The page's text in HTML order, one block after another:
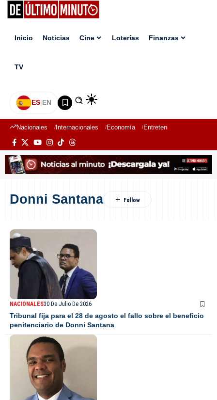
Inicio Noticias Cine Loterías Finanzas
TV
ES|EN
Nacionales Internacionales Economía Entretenimiento
Donni Santana
NACIONALES30 De Julio De 2026
Tribunal fija para el 28 de agosto el fallo sobre el beneficio
penitenciario de Donni Santana